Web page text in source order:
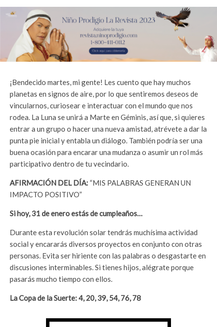
¡Bendecido martes, mi gente! Les cuento que hay muchos
planetas en signos de aire, por lo que sentiremos deseos de
vincularnos, curiosear e interactuar con el mundo que nos
rodea. La Luna se unirá a Marte en Géminis, así que, si quieres
entrar a un grupo o hacer una nueva amistad, atrévete a dar la
punta pie inicial y entabla un diálogo. También podría ser una
buena ocasión para encarar una mudanza o asumir un rol más
participativo dentro de tu vecindario.
AFIRMACIÓN DEL DÍA: “MIS PALABRAS GENERAN UN
IMPACTO POSITIVO”
Si hoy, 31 de enero estás de cumpleaños…
Durante esta revolución solar tendrás muchísima actividad
social y encararás diversos proyectos en conjunto con otras
personas. Evita ser hiriente con las palabras o desgastarte en
discusiones interminables. Si tienes hijos, alégrate porque
pasarás mucho tiempo con ellos.
La Copa de la Suerte: 4, 20, 39, 54, 76, 78